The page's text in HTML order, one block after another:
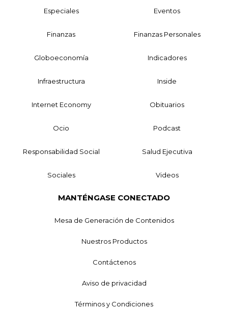
Especiales Eventos
Finanzas Finanzas Personales
Globoeconomía Indicadores
Infraestructura Inside
Internet Economy Obituarios
Ocio Podcast
Responsabilidad Social Salud Ejecutiva
Sociales Videos
MANTÉNGASE CONECTADO
Mesa de Generación de Contenidos
Nuestros Productos
Contáctenos
Aviso de privacidad
Términos y Condiciones